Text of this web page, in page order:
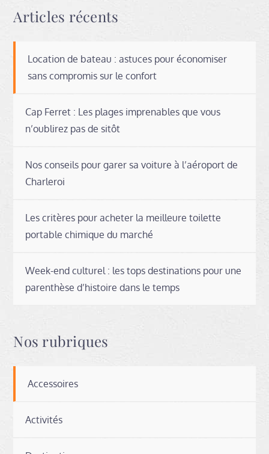
Articles récents
Location de bateau : astuces pour économiser
sans compromis sur le confort
Cap Ferret : Les plages imprenables que vous
n’oublirez pas de sitôt
Nos conseils pour garer sa voiture à l’aéroport de
Charleroi
Les critères pour acheter la meilleure toilette
portable chimique du marché
Week-end culturel : les tops destinations pour une
parenthèse d’histoire dans le temps
Nos rubriques
Accessoires
Activités